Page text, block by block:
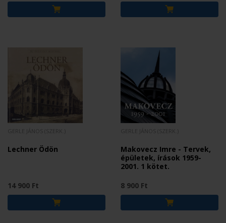
Lechner Ödön
14 900 Ft
Makovecz Imre - Tervek,
épületek, írások 1959-
2001. 1 kötet.
8 900 Ft